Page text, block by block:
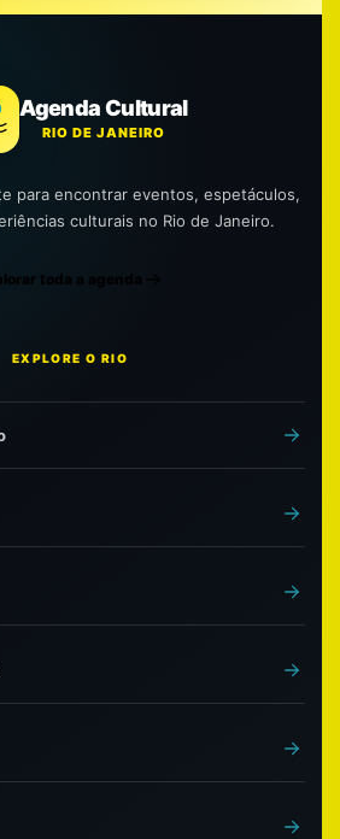
Agenda Cultural
RIO DE JANEIRO
para encontrar eventos, espetáculos,
culturais no Rio de Janeiro.
toda a agenda
EXPLORE O RIO